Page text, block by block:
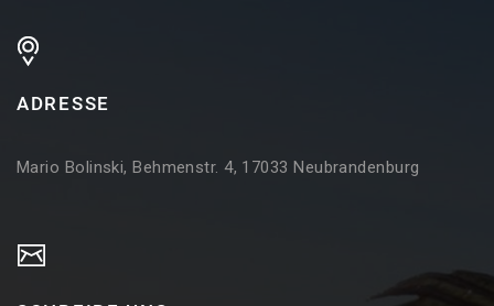
ADRESSE
Mario Bolinski, Behmenstr. 4, 17033 Neubrandenburg